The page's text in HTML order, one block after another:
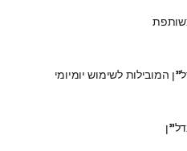
המובילות לשימוש יומיומי